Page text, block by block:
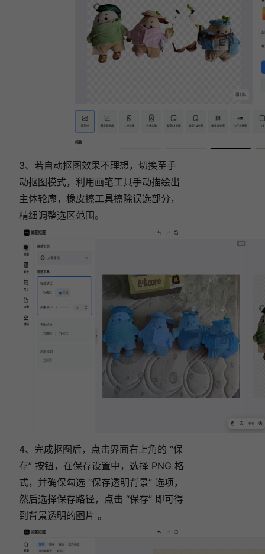
3、若自动抠图效果不理想，切换至手
动抠图模式，利用画笔工具手动描绘出
主体轮廓，橡皮擦工具擦除误选部分，
精细调整选区范围。
4、完成抠图后，点击界面右上角的 “保
存” 按钮，在保存设置中，选择 PNG 格
式，并确保勾选 “保存透明背景” 选项，
然后选择保存路径，点击 “保存” 即可得
到背景透明的图片 。